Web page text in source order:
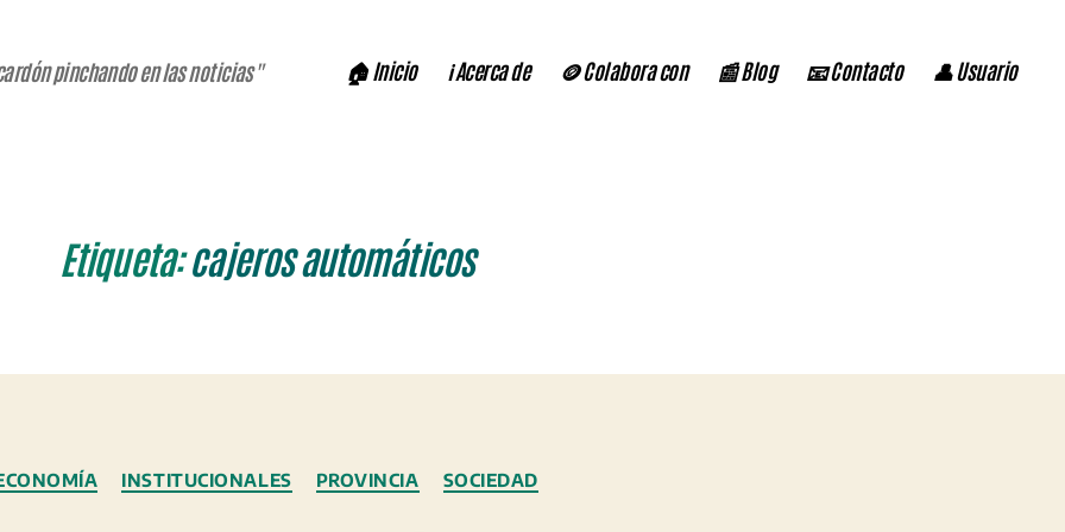
pinchando en las noticias" 🏠 Inicio ℹ️ Acerca de 🪙 Colabora con 📰 Blog 📧 Contacto 👤 Usuario
Etiqueta:cajeros automáticos
Categorías
INSTITUCIONALES PROVINCIA SOCIEDAD